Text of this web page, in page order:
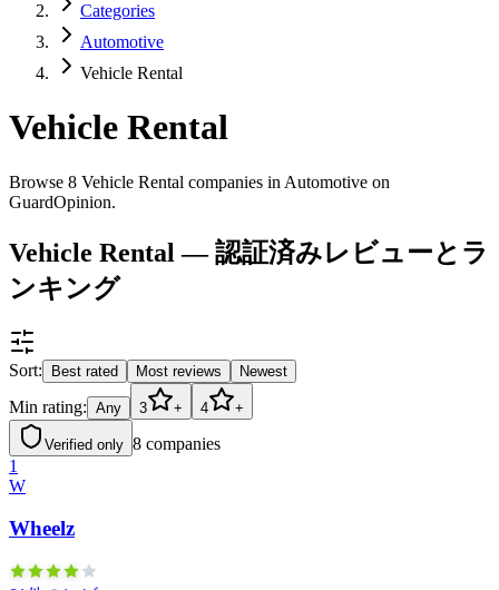
Categories
Automotive
Vehicle Rental
Vehicle Rental
Browse 8 Vehicle Rental companies in Automotive on
GuardOpinion.
Vehicle Rental — 認証済みレビューとラ
ンキング
Sort: Best rated Most reviews Newest
Min rating: Any 3 + 4 +
Verified only 8 companies
1
W
Wheelz